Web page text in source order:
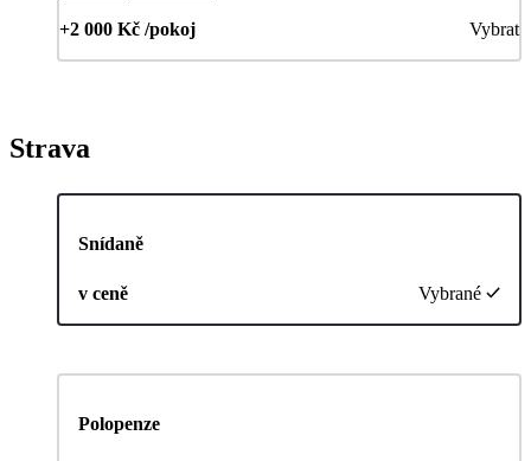
+2 000 Kč /pokoj Vybrat
Strava
Snídaně
v ceně Vybrané
Polopenze